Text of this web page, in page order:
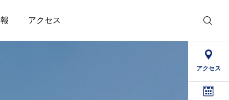
アクセス
アクセス